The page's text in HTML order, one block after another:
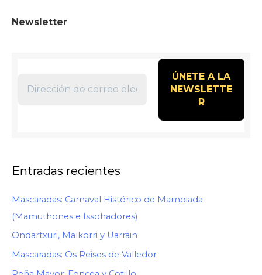
Newsletter
Entradas recientes
Mascaradas: Carnaval Histórico de Mamoiada
(Mamuthones e Issohadores)
Ondartxuri, Malkorri y Uarrain
Mascaradas: Os Reises de Valledor